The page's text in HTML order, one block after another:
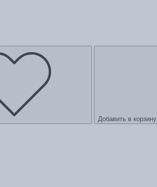
Добавить в корзину